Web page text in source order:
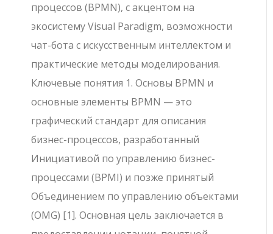
процессов (BPMN), с акцентом на
экосистему Visual Paradigm, возможности
чат-бота с искусственным интеллектом и
практические методы моделирования.
Ключевые понятия 1. Основы BPMN и
основные элементы BPMN — это
графический стандарт для описания
бизнес-процессов, разработанный
Инициативой по управлению бизнес-
процессами (BPMI) и позже принятый
Объединением по управлению объектами
(OMG) [1]. Основная цель заключается в